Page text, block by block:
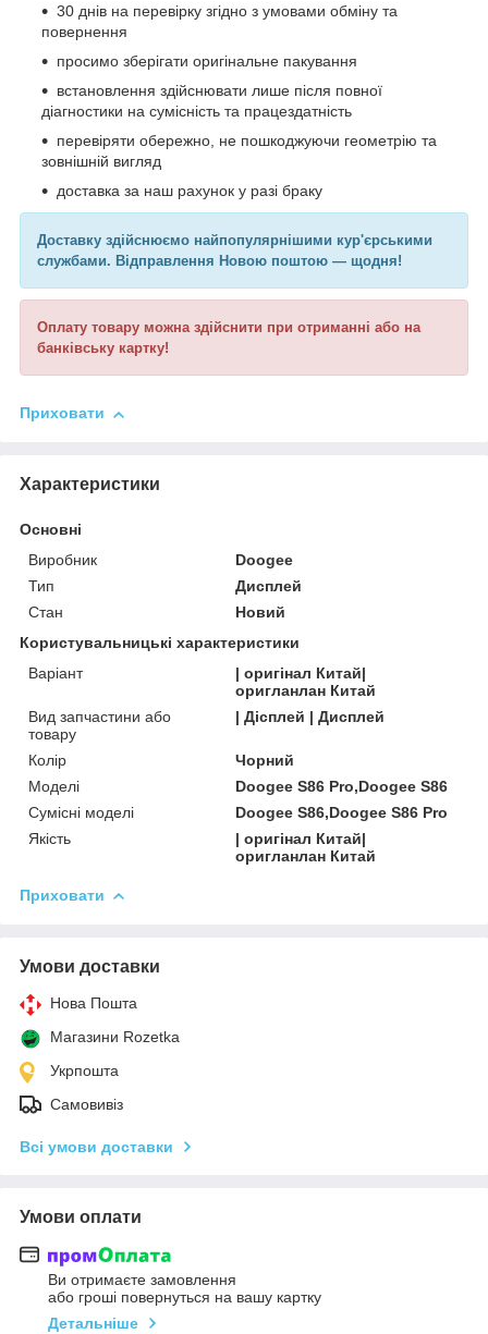
30 днів на перевірку згідно з умовами обміну та
повернення
просимо зберігати оригінальне пакування
встановлення здійснювати лише після повної
діагностики на сумісність та працездатність
перевіряти обережно, не пошкоджуючи геометрію та
зовнішній вигляд
доставка за наш рахунок у разі браку
Доставку здійснюємо найпопулярнішими кур'єрськими
службами. Відправлення Новою поштою — щодня!
Оплату товару можна здійснити при отриманні або на
банківську картку!
Приховати
Характеристики
Основні
Виробник
Doogee
Тип
Дисплей
Стан
Новий
Користувальницькі характеристики
Варіант
| оригінал Китай|
оригланлан Китай
Вид запчастини або
товару
| Дісплей | Дисплей
Колір
Чорний
Моделі
Doogee S86 Pro,Doogee S86
Сумісні моделі
Doogee S86,Doogee S86 Pro
Якість
| оригінал Китай|
оригланлан Китай
Приховати
Умови доставки
Нова Пошта
Магазини Rozetka
Укрпошта
Самовивіз
Всі умови доставки
Умови оплати
Ви отримаєте замовлення
або гроші повернуться на вашу картку
Детальніше